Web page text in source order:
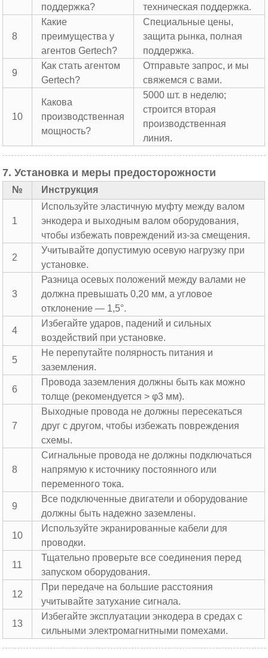
поддержка?
техническая поддержка.
8
Какие
преимущества у
агентов Gertech?
Специальные цены,
защита рынка, полная
поддержка.
9
Как стать агентом
Gertech?
Отправьте запрос, и мы
свяжемся с вами.
10
Какова
производственная
мощность?
5000 шт. в неделю;
строится вторая
производственная
линия.
7. Установка и меры предосторожности
№ Инструкция
1
Используйте эластичную муфту между валом
энкодера и выходным валом оборудования,
чтобы избежать повреждений из-за смещения.
2
Учитывайте допустимую осевую нагрузку при
установке.
3
Разница осевых положений между валами не
должна превышать 0,20 мм, а угловое
отклонение — 1,5°.
4
Избегайте ударов, падений и сильных
воздействий при установке.
5
Не перепутайте полярность питания и
заземления.
6
Провода заземления должны быть как можно
толще (рекомендуется > φ3 мм).
7
Выходные провода не должны пересекаться
друг с другом, чтобы избежать повреждения
схемы.
8
Сигнальные провода не должны подключаться
напрямую к источнику постоянного или
переменного тока.
9
Все подключенные двигатели и оборудование
должны быть надежно заземлены.
10
Используйте экранированные кабели для
проводки.
11
Тщательно проверьте все соединения перед
запуском оборудования.
12
При передаче на большие расстояния
учитывайте затухание сигнала.
13
Избегайте эксплуатации энкодера в средах с
сильными электромагнитными помехами.